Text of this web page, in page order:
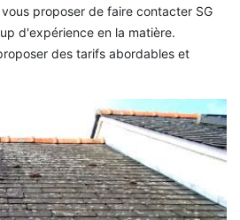
proposer de faire contacter SG
d'expérience en la matière.
des tarifs abordables et